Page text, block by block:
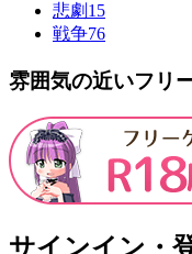
悲劇 15
戦争76
雰囲気の近いフリ
サインイン・